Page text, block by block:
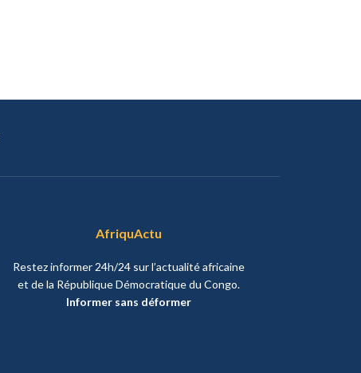
AfriquActu
Restez informer 24h/24 sur l’actualité africaine
et de la République Démocratique du Congo.
Informer sans déformer